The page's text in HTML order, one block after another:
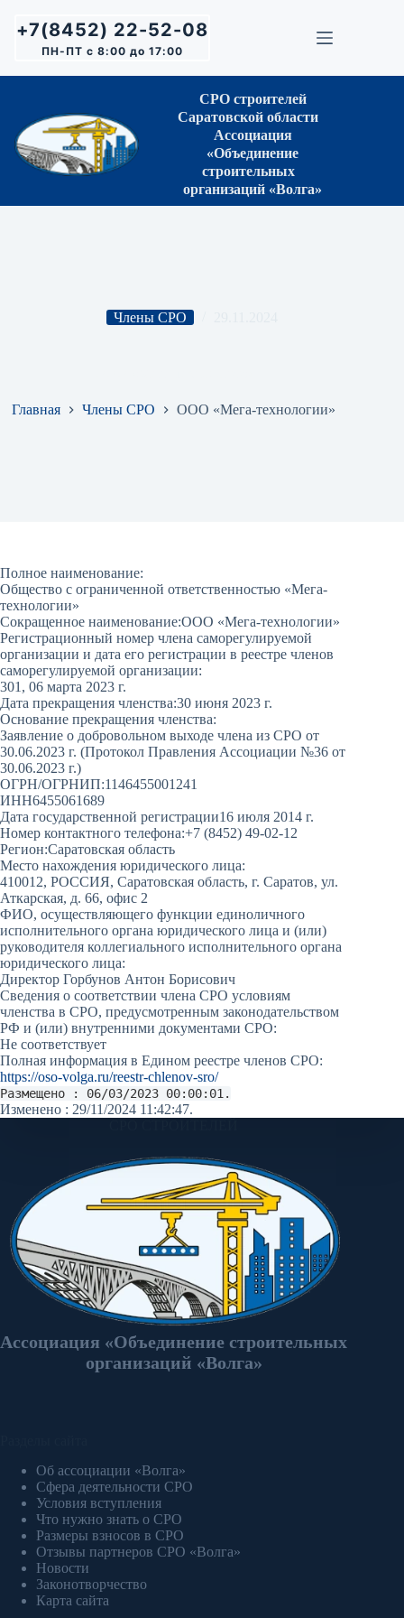
сути+7(8452) 22-52-08
ПН-ПТ с 8:00 до 17:00
СРО строителей
Саратовской области
Ассоциация
«Объединение
строительных
организаций «Волга»
Члены СРО
Главная Члены СРО ООО «Мега-технологии»
Полное наименование:
Общество с ограниченной ответственностью «Мега-
технологии»
Сокращенное наименование:ООО «Мега-технологии»
Регистрационный номер члена саморегулируемой
организации и дата его регистрации в реестре членов
саморегулируемой организации:
301, 06 марта 2023 г.
Дата прекращения членства:30 июня 2023 г.
Основание прекращения членства:
Заявление о добровольном выходе члена из СРО от
30.06.2023 г. (Протокол Правления Ассоциации №36 от
30.06.2023 г.)
ОГРН/ОГРНИП:1146455001241
ИНН6455061689
Дата государственной регистрации16 июля 2014 г.
Номер контактного телефона:+7 (8452) 49-02-12
Регион:Саратовская область
Место нахождения юридического лица:
410012, РОССИЯ, Саратовская область, г. Саратов, ул.
Аткарская, д. 66, офис 2
ФИО, осуществляющего функции единоличного
исполнительного органа юридического лица и (или)
руководителя коллегиального исполнительного органа
юридического лица:
Директор Горбунов Антон Борисович
Сведения о соответствии члена СРО условиям
членства в СРО, предусмотренным законодательством
РФ и (или) внутренними документами СРО:
Не соответствует
Полная информация в Едином реестре членов СРО:
https://oso-volga.ru/reestr-chlenov-sro/
Размещено : 06/03/2023 00:00:01.
Изменено : 29/11/2024 11:42:47.
Ассоциация «Объединение строительных
организаций «Волга»
Об ассоциации «Волга»
Сфера деятельности СРО
Условия вступления
Что нужно знать о СРО
Размеры взносов в СРО
Отзывы партнеров СРО «Волга»
Новости
Законотворчество
Карта сайта